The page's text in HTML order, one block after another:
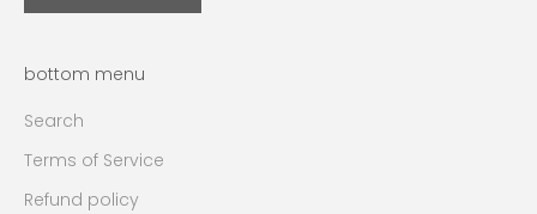
bottom menu
Search
Terms of Service
Refund policy